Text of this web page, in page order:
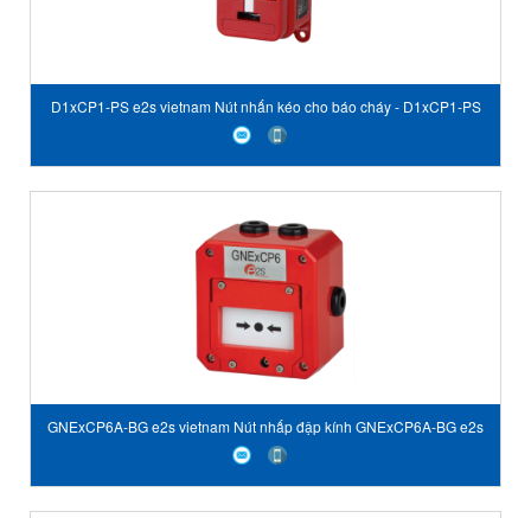
D1xCP1-PS e2s vietnam Nút nhấn kéo cho báo cháy - D1xCP1-PS
Explosion Proof Manual Pull Station
GNExCP6A-BG e2s vietnam Nút nhấp đập kính GNExCP6A-BG e2s
viet nam Break Glass